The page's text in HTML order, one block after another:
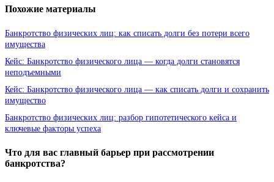
Похожие материалы
Банкротство физических лиц: как списать долги без потери всего
имущества
Кейс: Банкротство физического лица — когда долги становятся
неподъемными
Кейс: Банкротство физического лица — как списать долги и сохранить
имущество
Банкротство физических лиц: разбор гипотетического кейса и
ключевые факторы успеха
Что для вас главный барьер при рассмотрении
банкротства?